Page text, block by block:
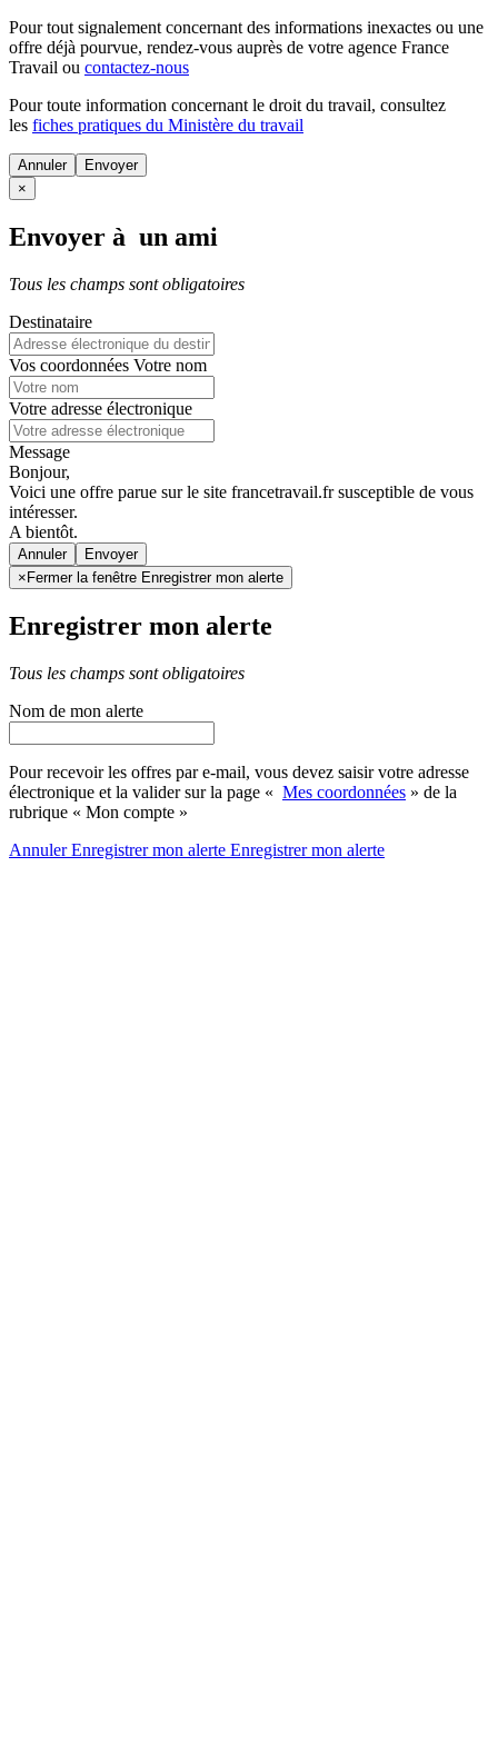
Pour tout signalement concernant des informations inexactes ou une
offre déjà pourvue, rendez-vous auprès de votre agence France
Travail ou contactez-nous
Pour toute information concernant le droit du travail, consultez
les fiches pratiques du Ministère du travail
Annuler
×
Envoyer à un ami
Tous les champs sont obligatoires
Destinataire
Vos coordonnées Votre nom
Votre adresse électronique
Message
Bonjour,
Voici une offre parue sur le site francetravail.fr susceptible de vous
intéresser.
A bientôt.
Annuler
× Fermer la fenêtre Enregistrer mon alerte
Enregistrer mon alerte
Tous les champs sont obligatoires
Nom de mon alerte
Pour recevoir les offres par e-mail, vous devez saisir votre adresse
électronique et la valider sur la page « Mes coordonnées » de la
rubrique « Mon compte »
AnnulerEnregistrer mon alerte Enregistrermon alerte